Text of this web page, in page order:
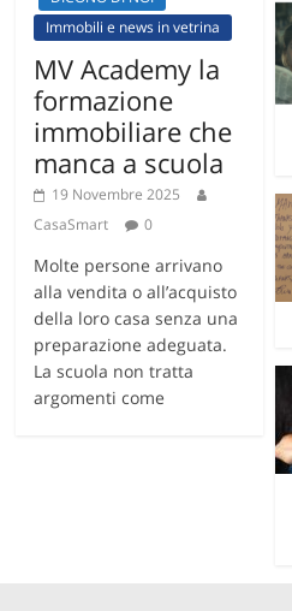
Immobili e news in vetrina
MV Academy la
formazione
immobiliare che
manca a scuola
19 Novembre 2025
CasaSmart
0
Molte persone arrivano
alla vendita o all’acquisto
della loro casa senza una
preparazione adeguata.
La scuola non tratta
argomenti come